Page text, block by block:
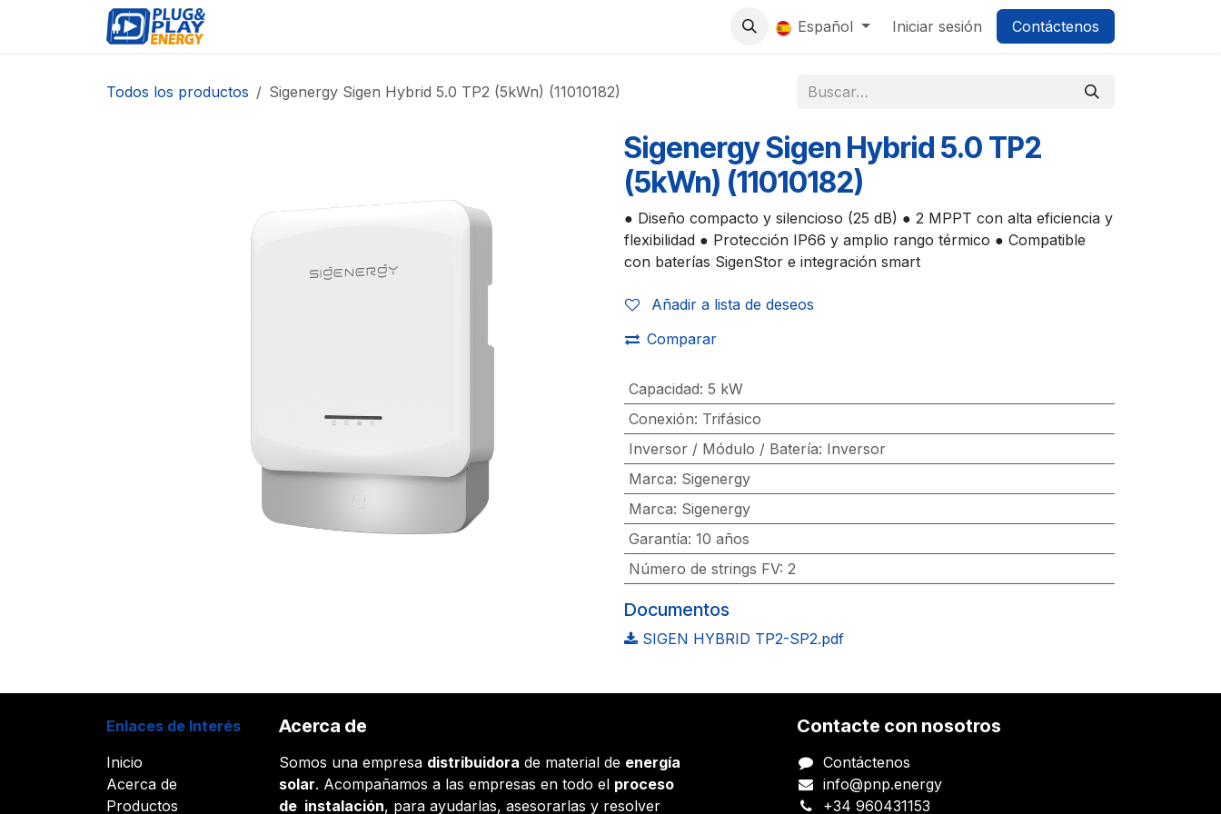
0 Español Iniciar sesión Contáctenos
Todos los productos Sigenergy Sigen Hybrid 5.0 TP2 (5kWn) (11010182)
Sigenergy Sigen Hybrid 5.0 TP2
(5kWn) (11010182)
● Diseño compacto y silencioso (25 dB) ● 2 MPPT con alta eficiencia y
flexibilidad ● Protección IP66 y amplio rango térmico ● Compatible
con baterías SigenStor e integración smart
Añadir a lista de deseos
Comparar
Capacidad: 5 kW
Conexión: Trifásico
Inversor / Módulo / Batería: Inversor
Marca: Sigenergy
Marca: Sigenergy
Garantía: 10 años
Número de strings FV: 2
Documentos
SIGEN HYBRID TP2-SP2.pdf
Enlaces de Interés
Inicio
Acerca de
Productos
Acerca de
Somos una empresa distribuidora de material de energía
solar. Acompañamos a las empresas en todo el proceso
de instalación, para ayudarlas, asesorarlas y resolver
Contacte con nosotros
Contáctenos
info@pnp.energy
+34 960431153